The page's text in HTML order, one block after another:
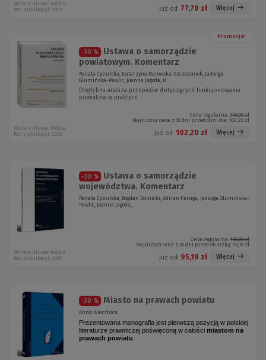
Już od: 77,70 zł Więcej
Wolters Kluwer Polska
Rok publikacji: 2020
Promocja!
-30 %
Ustawa o samorządzie
powiatowym. Komentarz
Renata Cybulska, Katarzyna Darowska-Szczepanek, Jadwiga
Glumińska-Pawlic, Joanna Jagoda, R...
Dogłębna analiza przepisów dotyczących funkcjonowania
powiatów w praktyce.
Cena regularna: 146,00 zł
Najniższa cena z 30 dni przed obniżką: 102,20 zł
Już od: 102,20 zł Więcej
Wolters Kluwer Polska
Rok publikacji: 2020
-30 %
Ustawa o samorządzie
województwa. Komentarz
Renata Cybulska, Bogdan Dolnicki, Adrian Faruga, Jadwiga Glumińska-
Pawlic, Joanna Jagoda,...
Cena regularna: 136,00 zł
Najniższa cena z 30 dni przed obniżką: 95,19 zł
Już od: 95,19 zł Więcej
Wolters Kluwer Polska
Rok publikacji: 2012
-30 % Miasto na prawach powiatu
Anna Wierzbica
Prezentowana monografia jest pierwszą pozycją w polskiej
literaturze prawniczej poświęconą w całości miastom na
prawach powiatu